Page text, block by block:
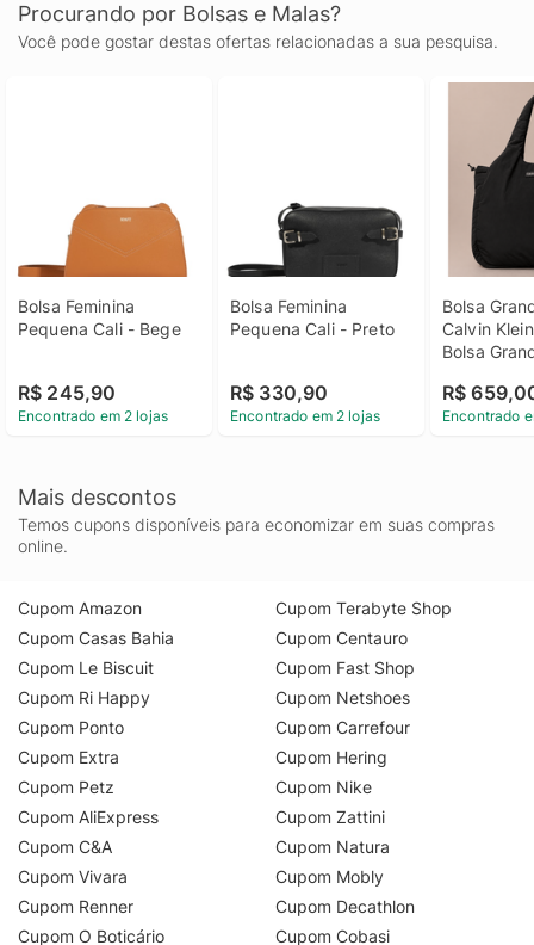
Procurando por Bolsas e Malas?
Você pode gostar destas ofertas relacionadas a sua pesquisa.
Bolsa Feminina
Pequena Cali - Bege
R$ 245,90
Encontrado em 2 lojas
Bolsa Feminina
Pequena Cali - Preto
R$ 330,90
Encontrado em 2 lojas
Bolsa
Calvin
Bolsa
R$
Encontrado
Mais descontos
Temos cupons disponíveis para economizar em suas compras
online.
Cupom Amazon
Cupom Casas Bahia
Cupom Le Biscuit
Cupom Ri Happy
Cupom Ponto
Cupom Extra
Cupom Petz
Cupom AliExpress
Cupom C&A
Cupom Vivara
Cupom Renner
Cupom O Boticário
Cupom Terabyte Shop
Cupom Centauro
Cupom Fast Shop
Cupom Netshoes
Cupom Carrefour
Cupom Hering
Cupom Nike
Cupom Zattini
Cupom Natura
Cupom Mobly
Cupom Decathlon
Cupom Cobasi